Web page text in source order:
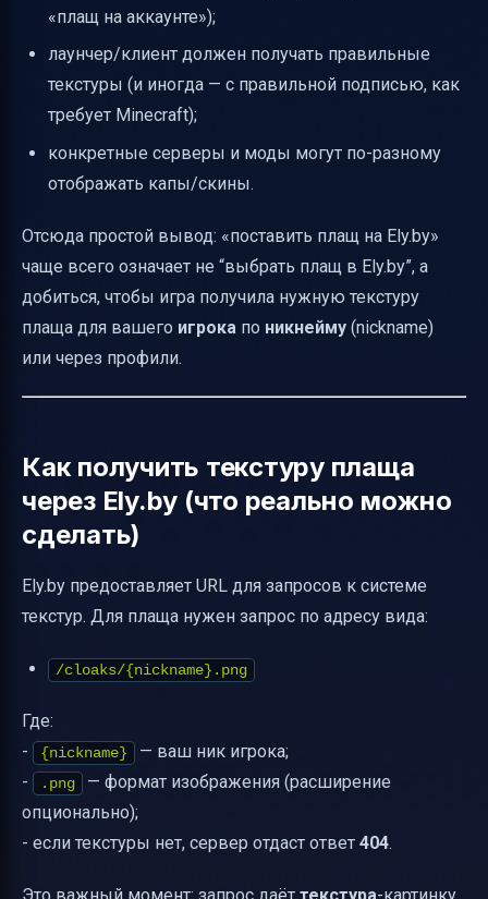
«плащ на аккаунте»);
лаунчер/клиент должен получать правильные
текстуры (и иногда — с правильной подписью, как
требует Minecraft);
конкретные серверы и моды могут по-разному
отображать капы/скины.
Отсюда простой вывод: «поставить плащ на Ely.by»
чаще всего означает не “выбрать плащ в Ely.by”, а
добиться, чтобы игра получила нужную текстуру
плаща для вашего игрока по никнейму (nickname)
или через профили.
Как получить текстуру плаща
через Ely.by (что реально можно
сделать)
Ely.by предоставляет URL для запросов к системе
текстур. Для плаща нужен запрос по адресу вида:
/cloaks/{nickname}.png
Где:
-
{nickname}
— ваш ник игрока;
-
.png
— формат изображения (расширение
опционально);
- если текстуры нет, сервер отдаст ответ 404.